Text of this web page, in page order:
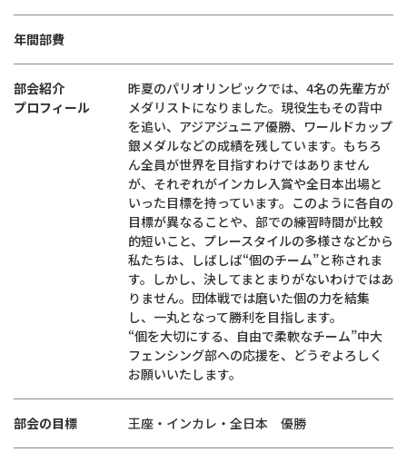
年間部費
部会紹介
プロフィール
昨夏のパリオリンピックでは、4名の先輩方が
メダリストになりました。現役生もその背中
を追い、アジアジュニア優勝、ワールドカップ
銀メダルなどの成績を残しています。もちろ
ん全員が世界を目指すわけではありません
が、それぞれがインカレ入賞や全日本出場と
いった目標を持っています。このように各自の
目標が異なることや、部での練習時間が比較
的短いこと、プレースタイルの多様さなどから
私たちは、しばしば“個のチーム”と称されま
す。しかし、決してまとまりがないわけではあ
りません。団体戦では磨いた個の力を結集
し、一丸となって勝利を目指します。
“個を大切にする、自由で柔軟なチーム”中大
フェンシング部への応援を、どうぞよろしく
お願いいたします。
部会の目標 王座・インカレ・全日本 優勝